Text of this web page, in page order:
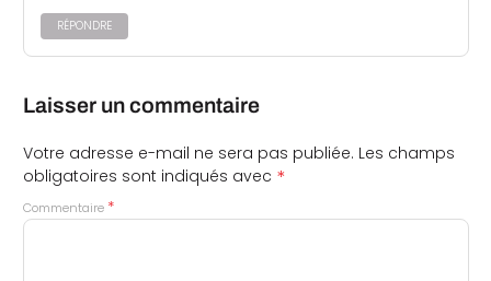
RÉPONDRE
Laisser un commentaire
Votre adresse e-mail ne sera pas publiée. Les champs
obligatoires sont indiqués avec *
Commentaire *